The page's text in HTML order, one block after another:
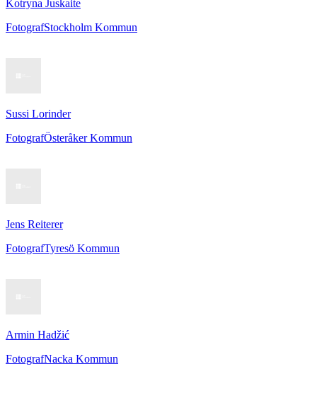
Kotryna Juskaite
FotografStockholm Kommun
Sussi Lorinder
FotografÖsteråker Kommun
Jens Reiterer
FotografTyresö Kommun
Armin Hadžić
FotografNacka Kommun